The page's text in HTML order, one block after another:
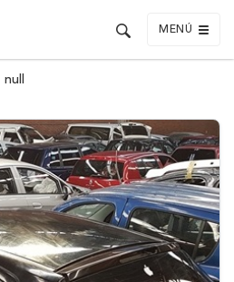
MENÚ
null